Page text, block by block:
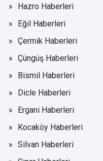
Hazro Haberleri
Eğil Haberleri
Çermik Haberleri
Çüngüş Haberleri
Bismil Haberleri
Dicle Haberleri
Ergani Haberleri
Kocaköy Haberleri
Silvan Haberleri